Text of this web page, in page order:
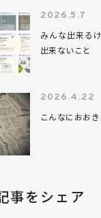
2026.5.7
みんな出来る
出来ないこと
2026.4.22
こんなにおお
事をシェア